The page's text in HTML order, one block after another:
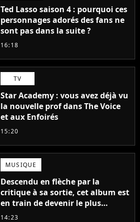
Ted Lasso saison 4 : pourquoi ces
personnages adorés des fans ne
sont pas dans la suite ?
16:18
TV
Star Academy : vous avez déjà vu
la nouvelle prof dans The Voice
et aux Enfoirés
15:20
MUSIQUE
Descendu en flèche par la
critique à sa sortie, cet album est
en train de devenir le plus
populaire de son auteur
14:23